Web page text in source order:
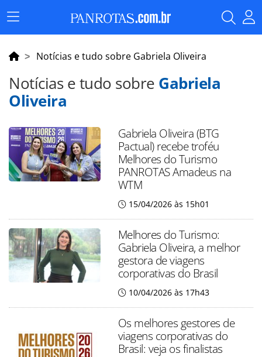
Menu
Principal
Notícias e tudo sobre Gabriela Oliveira
Notícias e tudo sobre Gabriela
Oliveira
Gabriela Oliveira (BTG
Pactual) recebe troféu
Melhores do Turismo
PANROTAS Amadeus na
WTM
15/04/2026 às 15h01
Melhores do Turismo:
Gabriela Oliveira, a melhor
gestora de viagens
corporativas do Brasil
10/04/2026 às 17h43
Os melhores gestores de
viagens corporativas do
Brasil: veja os finalistas